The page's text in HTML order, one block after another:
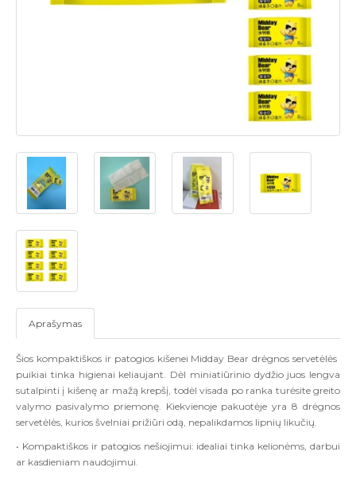
Aprašymas
Šios kompaktiškos ir patogios kišenei Midday Bear drėgnos servetėlės ​​
puikiai tinka higienai keliaujant. Dėl miniatiūrinio dydžio juos lengva
sutalpinti į kišenę ar mažą krepšį, todėl visada po ranka turėsite greito
valymo pasivalymo priemonę. Kiekvienoje pakuotėje yra 8 drėgnos
servetėlės, kurios švelniai prižiūri odą, nepalikdamos lipnių likučių.
• Kompaktiškos ir patogios nešiojimui: idealiai tinka kelionėms, darbui
ar kasdieniam naudojimui.